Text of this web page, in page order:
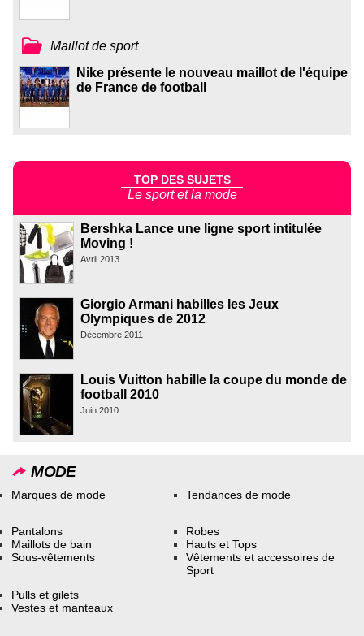
Maillot de sport
Nike présente le nouveau maillot de l'équipe
de France de football
TOP DES SUJETS
Le sport et la mode
Bershka Lance une ligne sport intitulée
Moving !
Avril 2013
Giorgio Armani habilles les Jeux
Olympiques de 2012
Décembre 2011
Louis Vuitton habille la coupe du monde de
football 2010
Juin 2010
MODE
Marques de mode Tendances de mode
Pantalons
Maillots de bain
Sous-vêtements
Robes
Hauts et Tops
Vêtements et accessoires de
Sport
Pulls et gilets
Vestes et manteaux